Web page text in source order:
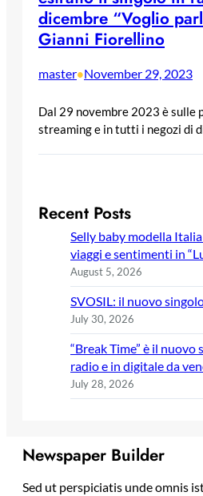
dicembre “Voglio
Gianni Fiorellino
master•November 29, 2023
Dal 29 novembre 2023 è
streaming e in tutti i negozi di
Recent Posts
Selly baby modella
viaggi e sentimenti in
August 5, 2026
SVOSIL: il nuovo
July 30, 2026
“Break Time” è il nuovo
radio e in digitale da
July 28, 2026
Newspaper Builder
Sed ut perspiciatis unde omnis